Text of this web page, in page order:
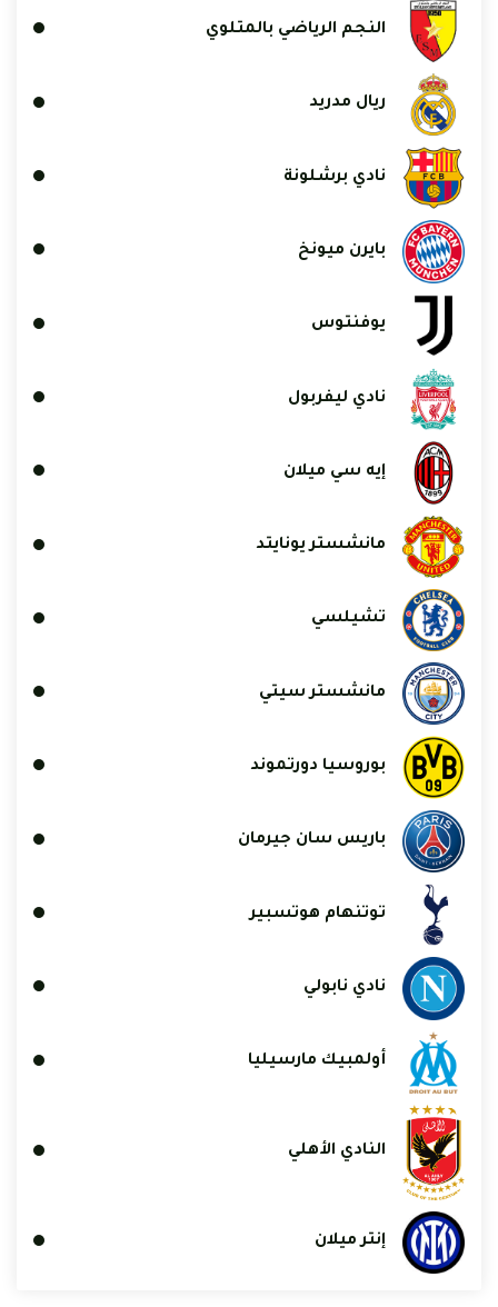
النجم الرياضي بالمتلوي
ريال مدريد
نادي برشلونة
بايرن ميونخ
يوفنتوس
نادي ليفربول
إيه سي ميلان
مانشستر يونايتد
تشيلسي
مانشستر سيتي
بوروسيا دورتموند
باريس سان جيرمان
توتنهام هوتسبير
نادي نابولي
أولمبيك مارسيليا
النادي الأهلي
إنتر ميلان